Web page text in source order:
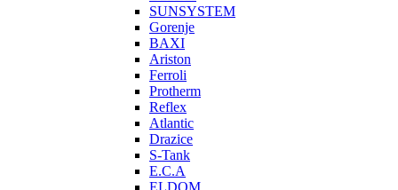
SUNSYSTEM
Gorenje
BAXI
Ariston
Ferroli
Protherm
Reflex
Atlantic
Drazice
S-Tank
E.C.A
ELDOM